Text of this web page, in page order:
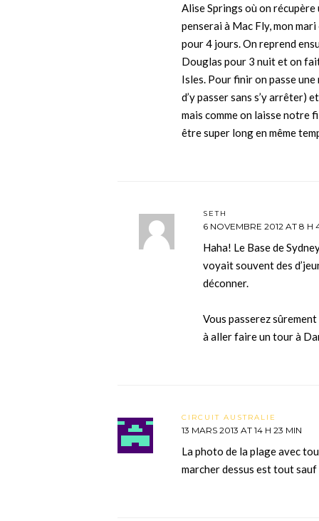
Alise Springs où on récupère
penserai à Mac Fly, mon
pour 4 jours. On reprend
Douglas pour 3 nuit et on
Isles. Pour finir on passe
d’y passer sans s’y arrêter)
mais comme on laisse notre
être super long en même
SETH
6 NOVEMBRE 2012 AT 8 H
Haha! Le Base de
voyait souvent des
déconner.
Vous passerez
à aller faire un tour à
CIRCUIT AUSTRALIE
13 MARS 2013 AT 14 H 23 MIN
La photo de la plage avec
marcher dessus est tout